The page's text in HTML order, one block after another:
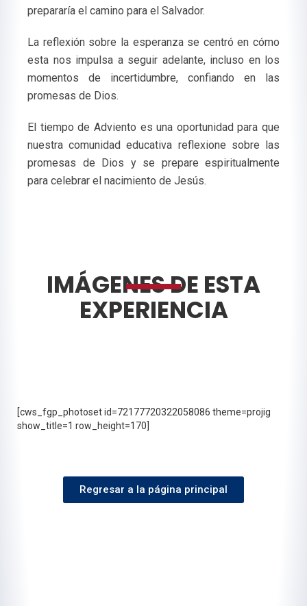
prepararía el camino para el Salvador.
La reflexión sobre la esperanza se centró en cómo
esta nos impulsa a seguir adelante, incluso en los
momentos de incertidumbre, confiando en las
promesas de Dios.
El tiempo de Adviento es una oportunidad para que
nuestra comunidad educativa reflexione sobre las
promesas de Dios y se prepare espiritualmente
para celebrar el nacimiento de Jesús.
IMÁGENES DE ESTA
EXPERIENCIA
[cws_fgp_photoset id=72177720322058086 theme=projig
show_title=1 row_height=170]
Regresar a la página principal